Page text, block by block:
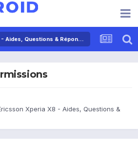
Sony Ericsson Xperia X8 - Aides, Questions & Réponses
Xperia X8 - Aides, Questions &